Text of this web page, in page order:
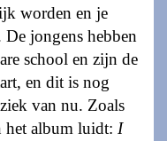
worden en je
jongens hebben
school en zijn de
en dit is nog
van nu. Zoals
het album luidt: I